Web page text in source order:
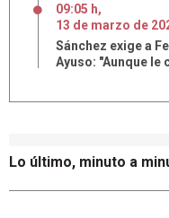
Lo último, minuto a
09:05 h,
13 de marzo de
Sánchez exige a
Ayuso: "Aunque le